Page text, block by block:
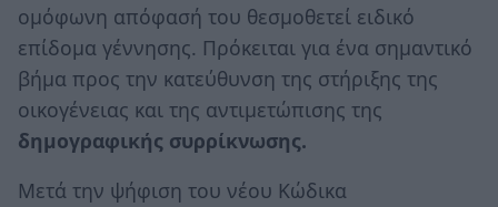
ομόφωνη απόφασή του θεσμοθετεί ειδικό
επίδομα γέννησης. Πρόκειται για ένα σημαντικό
βήμα προς την κατεύθυνση της στήριξης της
οικογένειας και της αντιμετώπισης της
δημογραφικής συρρίκνωσης.
Μετά την ψήφιση του νέου Κώδικα